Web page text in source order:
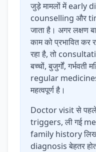
जुड़े मामलों में early
counselling और
जाता है। अगर लक्षण
काम को प्रभावित
रहा है, तो
बच्चों, बुजुर्गों, गर्भवती
regular medicines
महत्वपूर्ण है।
Doctor visit से
triggers, ली गई
family history लिख
diagnosis बेहतर